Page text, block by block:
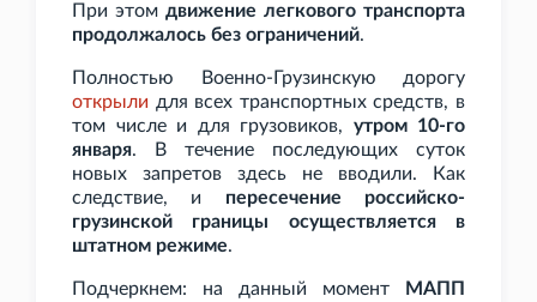
При этом движение легкового транспорта
продолжалось без ограничений.
Полностью Военно-Грузинскую дорогу
открыли для всех транспортных средств, в
том числе и для грузовиков, утром 10-го
января. В течение последующих суток
новых запретов здесь не вводили. Как
следствие, и пересечение российско-
грузинской границы осуществляется в
штатном режиме.
Подчеркнем: на данный момент
МАПП